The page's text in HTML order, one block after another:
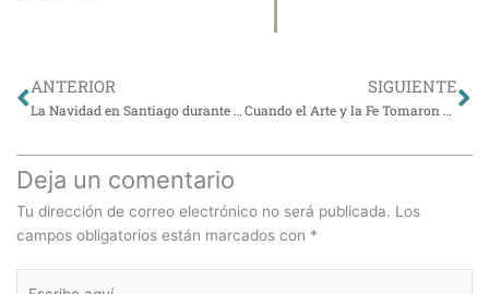
Ant
ANTERIOR
La Navidad en Santiago durante el Siglo XIX
SIGUIENTE
Cuando el Arte y la Fe Tomaron Caminos Distintos
Deja un comentario
Tu dirección de correo electrónico no será publicada. Los
campos obligatorios están marcados con *